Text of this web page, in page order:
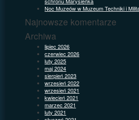
Noc Muzeów w Muzeum Techniki i
Najnowsze komentarze
Archiwa
lipiec 2026
czerwiec 2026
luty 2025
maj 2024
sierpień 2023
wrzesień 2022
wrzesień 2021
kwiecień 2021
marzec 2021
luty 2021